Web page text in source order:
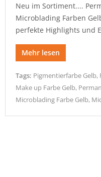
Neu im Sortiment....
Microblading Farben
perfekte Highlights und
Mehr lesen
Tags: Pigmentierfarbe Gelb,
Make up Farbe Gelb,
Microblading Farbe Gelb,